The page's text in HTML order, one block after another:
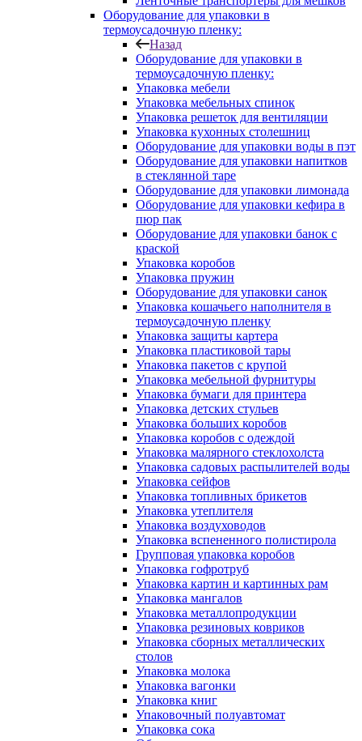
Оборудование для упаковки в
термоусадочную пленку:
Назад
Оборудование для упаковки в
термоусадочную пленку:
Упаковка мебели
Упаковка мебельных спинок
Упаковка решеток для вентиляции
Упаковка кухонных столешниц
Оборудование для упаковки воды в пэт
Оборудование для упаковки напитков
в стеклянной таре
Оборудование для упаковки лимонада
Оборудование для упаковки кефира в
пюр пак
Оборудование для упаковки банок с
краской
Упаковка коробов
Упаковка пружин
Оборудование для упаковки санок
Упаковка кошачьего наполнителя в
термоусадочную пленку
Упаковка защиты картера
Упаковка пластиковой тары
Упаковка пакетов с крупой
Упаковка мебельной фурнитуры
Упаковка бумаги для принтера
Упаковка детских стульев
Упаковка больших коробов
Упаковка коробов с одеждой
Упаковка малярного стеклохолста
Упаковка садовых распылителей воды
Упаковка сейфов
Упаковка топливных брикетов
Упаковка утеплителя
Упаковка воздуховодов
Упаковка вспененного полистирола
Групповая упаковка коробов
Упаковка гофротруб
Упаковка картин и картинных рам
Упаковка мангалов
Упаковка металлопродукции
Упаковка резиновых ковриков
Упаковка сборных металлических
столов
Упаковка молока
Упаковка вагонки
Упаковка книг
Упаковочный полуавтомат
Упаковка сока